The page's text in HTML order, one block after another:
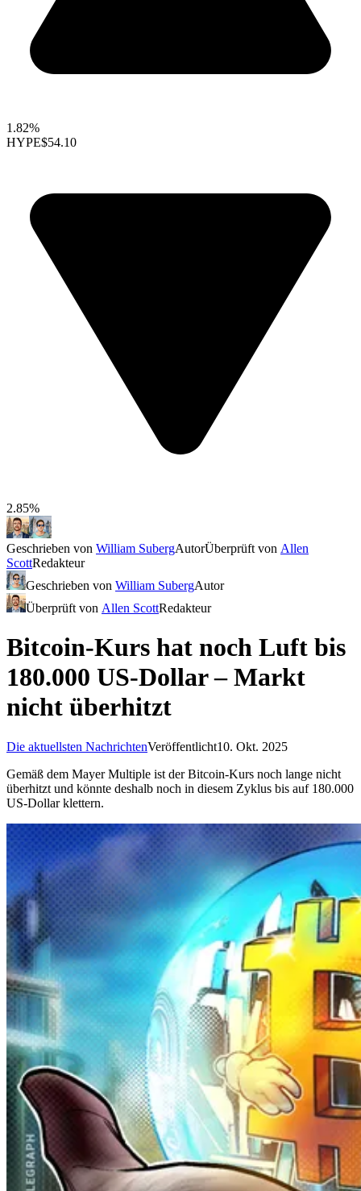
1.82%
HYPE$54.10
2.85%
Geschrieben von William SubergAutorÜberprüft von Allen
ScottRedakteur
Geschrieben von William SubergAutor
Überprüft von Allen ScottRedakteur
Bitcoin-Kurs hat noch Luft bis
180.000 US-Dollar – Markt
nicht überhitzt
Die aktuellsten NachrichtenVeröffentlicht10. Okt. 2025
Gemäß dem Mayer Multiple ist der Bitcoin-Kurs noch lange nicht
überhitzt und könnte deshalb noch in diesem Zyklus bis auf 180.000
US-Dollar klettern.